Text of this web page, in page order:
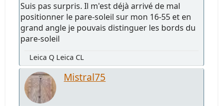
Suis pas surpris. Il m'est déjà arrivé de mal
positionner le pare-soleil sur mon 16-55 et en
grand angle je pouvais distinguer les bords du
pare-soleil
Leica Q Leica CL
Mistral75